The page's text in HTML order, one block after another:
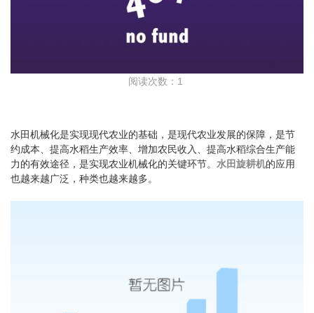
阅读次数：1
水田机械化是实现现代农业的基础，是现代农业发展的保障，是节
约成本、提高水稻生产效率、增加农民收入、提高水稻综合生产能
力的有效途径，是实现农业机械化的关键环节。 水田旋耕机的应用
也越来越广泛，种类也越来越多。